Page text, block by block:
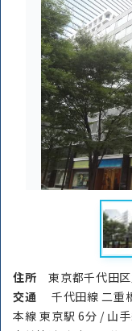
住所東京都千代
交通
千代田線 二重
本線 東京駅 6分 / 山